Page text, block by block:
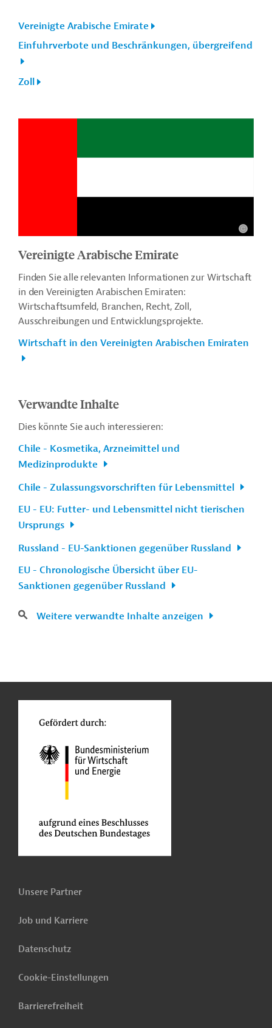
Vereinigte Arabische Emirate
Einfuhrverbote und Beschränkungen, übergreifend
Zoll
Vereinigte Arabische Emirate
Finden Sie alle relevanten Informationen zur Wirtschaft
in den Vereinigten Arabischen Emiraten:
Wirtschaftsumfeld, Branchen, Recht, Zoll,
Ausschreibungen und Entwicklungsprojekte.
Wirtschaft in den Vereinigten Arabischen Emiraten
Verwandte Inhalte
Dies könnte Sie auch interessieren:
Chile - Kosmetika, Arzneimittel und
Medizinprodukte
Chile - Zulassungsvorschriften für Lebensmittel
EU - EU: Futter- und Lebensmittel nicht tierischen
Ursprungs
Russland - EU-Sanktionen gegenüber Russland
EU - Chronologische Übersicht über EU-
Sanktionen gegenüber Russland
Weitere verwandte Inhalte anzeigen
Unsere Partner
Job und Karriere
Datenschutz
Cookie-Einstellungen
Barrierefreiheit